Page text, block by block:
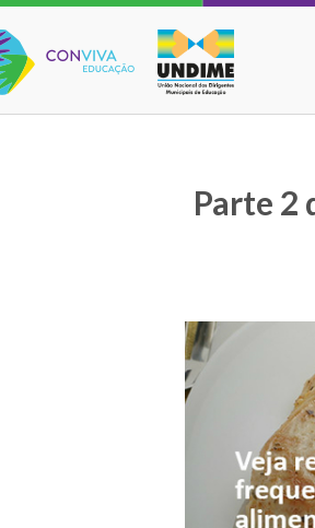
Educação
Parte 2